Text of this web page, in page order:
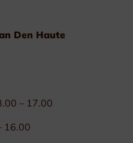
Den Haute
– 17.00
16.00